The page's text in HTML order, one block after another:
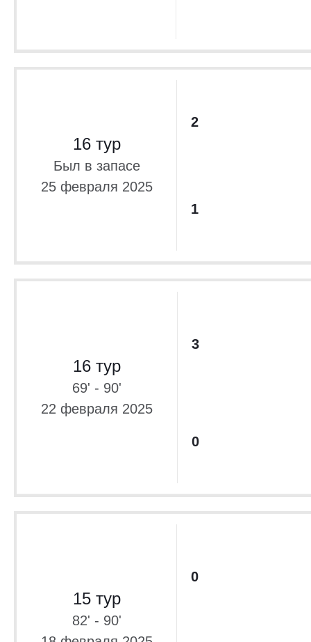
16 тур
Был в запасе
25 февраля 2025
2
1
16 тур
69' - 90'
22 февраля 2025
3
0
15 тур
82' - 90'
0